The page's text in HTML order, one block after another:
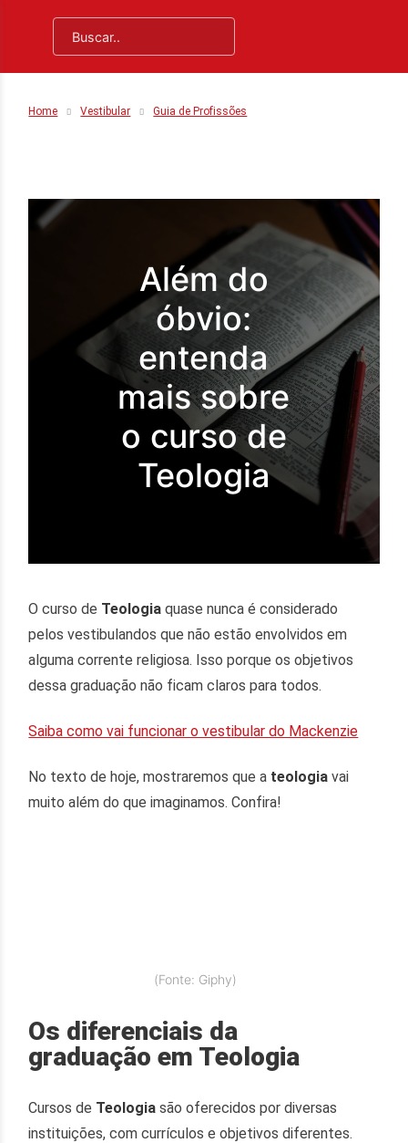
Home Vestibular Guia de Profissões
Além do
óbvio:
entenda
mais sobre
o curso de
Teologia
O curso de Teologia quase nunca é considerado
pelos vestibulandos que não estão envolvidos em
alguma corrente religiosa. Isso porque os objetivos
dessa graduação não ficam claros para todos.
Saiba como vai funcionar o vestibular do Mackenzie
No texto de hoje, mostraremos que a teologia vai
muito além do que imaginamos. Confira!
(Fonte: Giphy)
Os diferenciais da
graduação em Teologia
Cursos de Teologiasão oferecidos por diversas
instituições, com currículos e objetivos diferentes.